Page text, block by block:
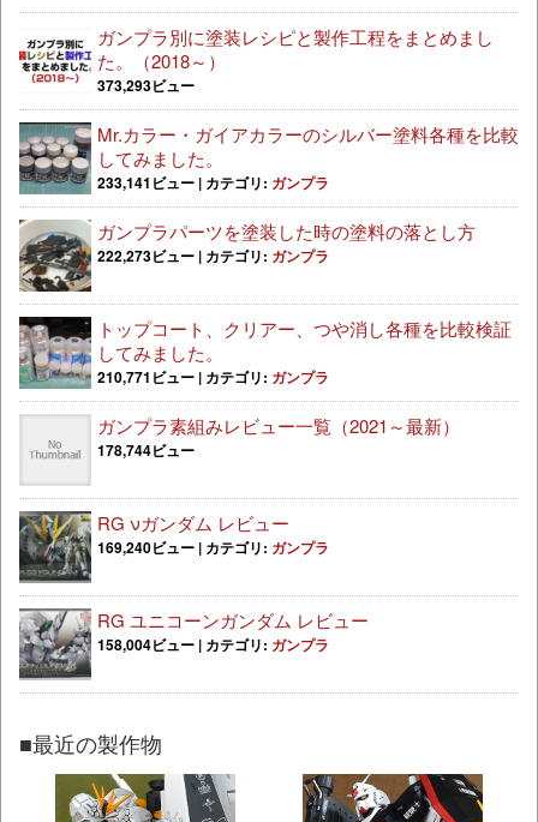
ガンプラ別に塗装レシピと製作工程をまとめまし
た。（2018～）
373,293ビュー
Mr.カラー・ガイアカラーのシルバー塗料各種を比較
してみました。
233,141ビュー | カテゴリ: ガンプラ
ガンプラパーツを塗装した時の塗料の落とし方
222,273ビュー | カテゴリ: ガンプラ
トップコート、クリアー、つや消し各種を比較検証
してみました。
210,771ビュー | カテゴリ: ガンプラ
ガンプラ素組みレビュー一覧（2021～最新）
178,744ビュー
RG νガンダム レビュー
169,240ビュー | カテゴリ: ガンプラ
RG ユニコーンガンダム レビュー
158,004ビュー | カテゴリ: ガンプラ
■最近の製作物